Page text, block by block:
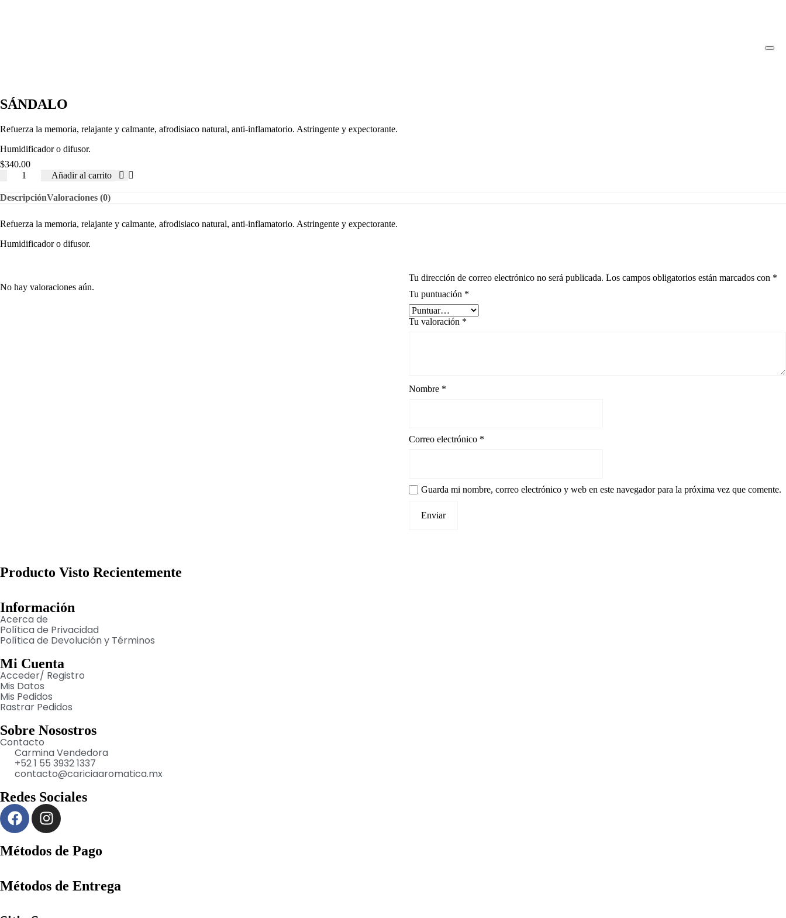
SÁNDALO
Refuerza la memoria, relajante y calmante, afrodisiaco natural, anti-inflamatorio. Astringente y expectorante.
Humidificador o difusor.
$340.00
Añadir al carrito
DescripciónValoraciones (0)
Refuerza la memoria, relajante y calmante, afrodisiaco natural, anti-inflamatorio. Astringente y expectorante.
Humidificador o difusor.
No hay valoraciones aún.
Tu dirección de correo electrónico no será publicada. Los campos obligatorios están marcados con *
Tu puntuación *
Tu valoración *
Nombre *
Correo electrónico *
Guarda mi nombre, correo electrónico y web en este navegador para la próxima vez que comente.
Producto Visto Recientemente
Información
Acerca de
Política de Privacidad
Política de Devolución y Términos
Mi Cuenta
Acceder/ Registro
Mis Datos
Mis Pedidos
Rastrar Pedidos
Sobre Nosostros
Contacto
Carmina Vendedora
+52 1 55 3932 1337
contacto@cariciaaromatica.mx
Redes Sociales
Métodos de Pago
Métodos de Entrega